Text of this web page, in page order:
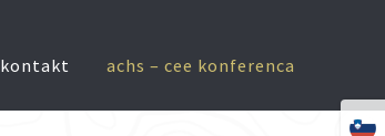
kontakt achs – cee konferenca